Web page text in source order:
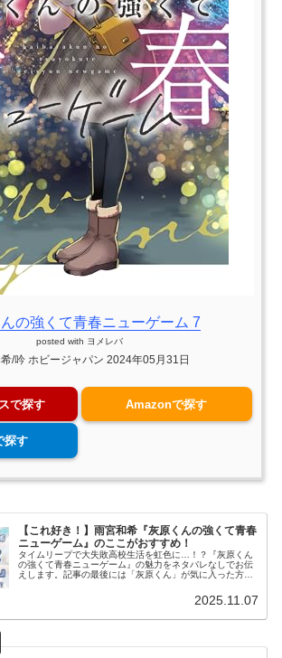
の強くて青春ニューゲーム 7
posted with ヨメレバ
/吟 ホビージャパン 2024年05月31日
で探す Amazonで探す
探す
【これ好き！】雨宮和希『灰原くんの強くて青春
ニューゲーム』のここがおすすめ！
タイムリープで大失敗高校生活を虹色に…！？『灰原くん
の強くて青春ニューゲーム』の魅力をネタバレなしでお伝
えします。記事の最後には「灰原くん」が気に入った方に
2025.11.07